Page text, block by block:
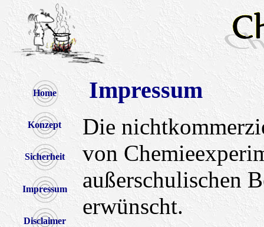
Home
Konzept
Sicherheit
Impressum
Disclaimer
Impressum
Die
von
außerschulischen
erwünscht.